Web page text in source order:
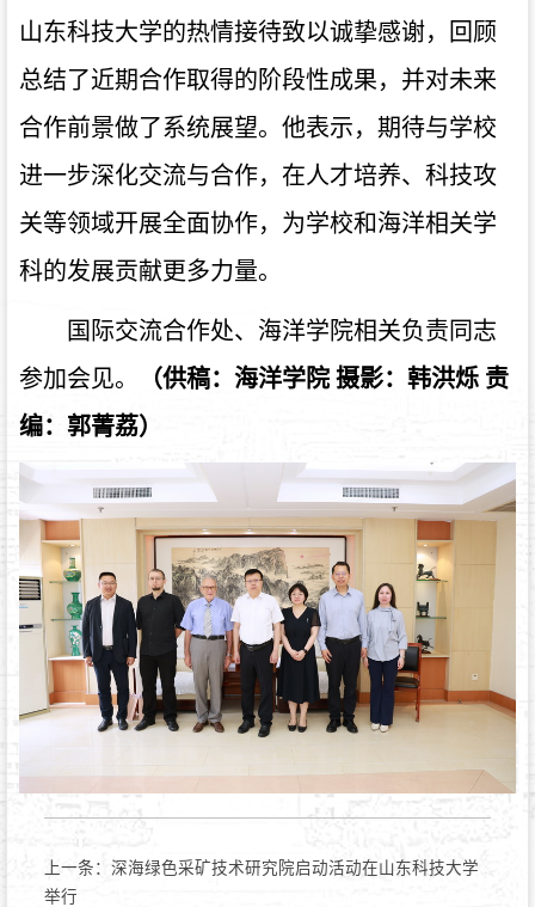
山东科技大学的热情接待致以诚挚感谢，回顾
总结了近期合作取得的阶段性成果，并对未来
合作前景做了系统展望。他表示，期待与学校
进一步深化交流与合作，在人才培养、科技攻
关等领域开展全面协作，为学校和海洋相关学
科的发展贡献更多力量。
国际交流合作处、海洋学院相关负责同志
参加会见。
（供稿：海洋学院 摄影：韩洪烁 责
编：郭菁荔）
上一条： 深海绿色采矿技术研究院启动活动在山东科技大学
举行